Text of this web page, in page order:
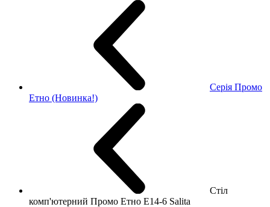
Серія Промо
Етно (Новинка!)
Стіл
комп'ютерний Промо Етно E14-6 Salita